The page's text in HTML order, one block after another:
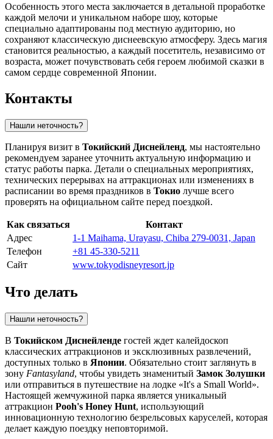
Особенность этого места заключается в детальной проработке
каждой мелочи и уникальном наборе шоу, которые
специально адаптированы под местную аудиторию, но
сохраняют классическую диснеевскую атмосферу. Здесь магия
становится реальностью, а каждый посетитель, независимо от
возраста, может почувствовать себя героем любимой сказки в
самом сердце современной Японии.
Контакты
Нашли неточность?
Планируя визит в Токийский Диснейленд, мы настоятельно
рекомендуем заранее уточнить актуальную информацию и
статус работы парка. Детали о специальных мероприятиях,
технических перерывах на аттракционах или изменениях в
расписании во время праздников в Токио лучше всего
проверять на официальном сайте перед поездкой.
Как связаться
Контакт
Адрес
1-1 Maihama, Urayasu, Chiba 279-0031, Japan
Телефон
+81 45-330-5211
Сайт
www.tokyodisneyresort.jp
Что делать
Нашли неточность?
В Токийском Диснейленде гостей ждет калейдоскоп
классических аттракционов и эксклюзивных развлечений,
доступных только в Японии. Обязательно стоит заглянуть в
зону Fantasyland, чтобы увидеть знаменитый Замок Золушки
или отправиться в путешествие на лодке «It's a Small World».
Настоящей жемчужиной парка является уникальный
аттракцион Pooh's Honey Hunt, использующий
инновационную технологию безрельсовых каруселей, которая
делает каждую поездку неповторимой.